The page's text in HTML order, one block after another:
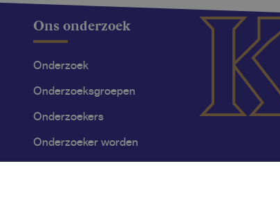
Ons onderzoek
Onderzoek
Onderzoeksgroepen
Onderzoekers
Onderzoeker worden